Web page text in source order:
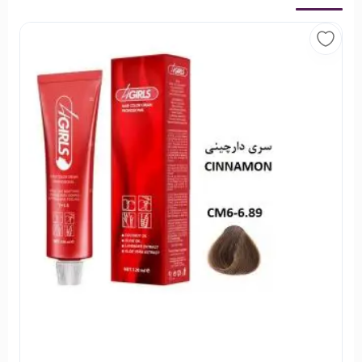
خواهید کرد!
رنگ‌موهای فورگرلز سری دودی شامل رنگ‌های زیر می‌شود:
قهوه‌ای دودی روشن C5-5.1
بلوند دودی تیره C6-6.1
بلوند دودی خیلی روشن C9-9.1